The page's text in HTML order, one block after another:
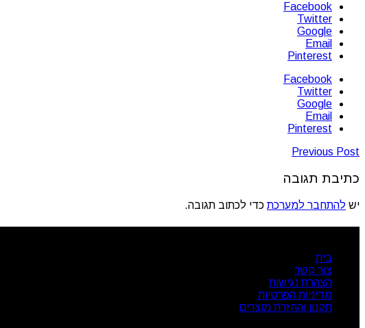
Facebook
Twitter
Google
Email
Pinterest
Facebook
Twitter
Google
Email
Pinterest
Previous Post
כתיבת תגובה
יש להתחבר למערכת כדי לכתוב תגובה.
בית
צור קשר
הצהרת נגישות
מדיניות הפרטיות
תקנון והחזרת מוצרים